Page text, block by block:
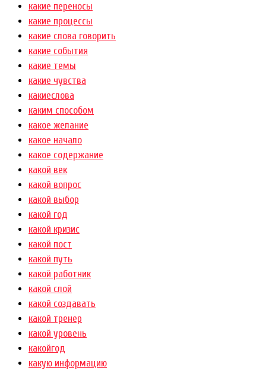
какие переносы
какие процессы
какие слова говорить
какие события
какие темы
какие чувства
какиеслова
каким способом
какое желание
какое начало
какое содержание
какой век
какой вопрос
какой выбор
какой год
какой кризис
какой пост
какой путь
какой работник
какой слой
какой создавать
какой тренер
какой уровень
какойгод
какую информацию